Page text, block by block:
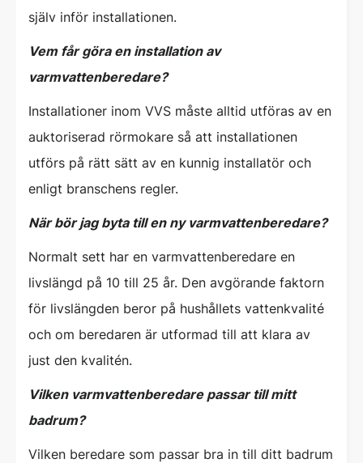
själv inför installationen.
Vem får göra en installation av
varmvattenberedare?
Installationer inom VVS måste alltid utföras av en
auktoriserad rörmokare så att installationen
utförs på rätt sätt av en kunnig installatör och
enligt branschens regler.
När bör jag byta till en ny varmvattenberedare?
Normalt sett har en varmvattenberedare en
livslängd på 10 till 25 år. Den avgörande faktorn
för livslängden beror på hushållets vattenkvalité
och om beredaren är utformad till att klara av
just den kvalitén.
Vilken varmvattenberedare passar till mitt
badrum?
Vilken beredare som passar bra in till ditt badrum